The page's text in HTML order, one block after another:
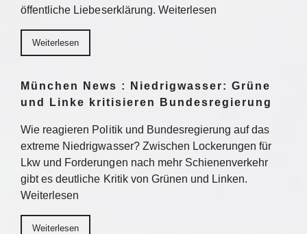
öffentliche Liebeserklärung. Weiterlesen
Weiterlesen
München News : Niedrigwasser: Grüne
und Linke kritisieren Bundesregierung
Wie reagieren Politik und Bundesregierung auf das
extreme Niedrigwasser? Zwischen Lockerungen für
Lkw und Forderungen nach mehr Schienenverkehr
gibt es deutliche Kritik von Grünen und Linken.
Weiterlesen
Weiterlesen